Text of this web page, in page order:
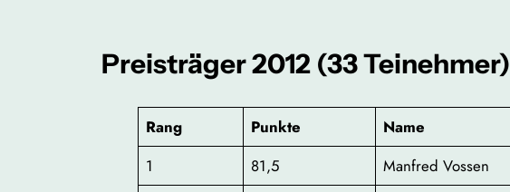
Preisträger 2012 (33 Teinehmer)
Rang Punkte Name
1
81,5 Manfred Vossen